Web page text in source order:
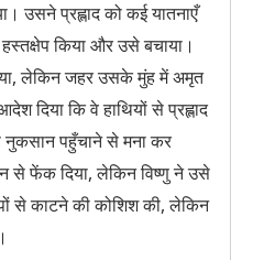
उसने प्रह्लाद को कई यातनाएँ
किया और उसे बचाया।
लेकिन जहर उसके मुंह में अमृत
दिया कि वे हाथियों से प्रह्लाद
पहुँचाने से मना कर
से फेंक दिया, लेकिन विष्णु ने उसे
से काटने की कोशिश की, लेकिन